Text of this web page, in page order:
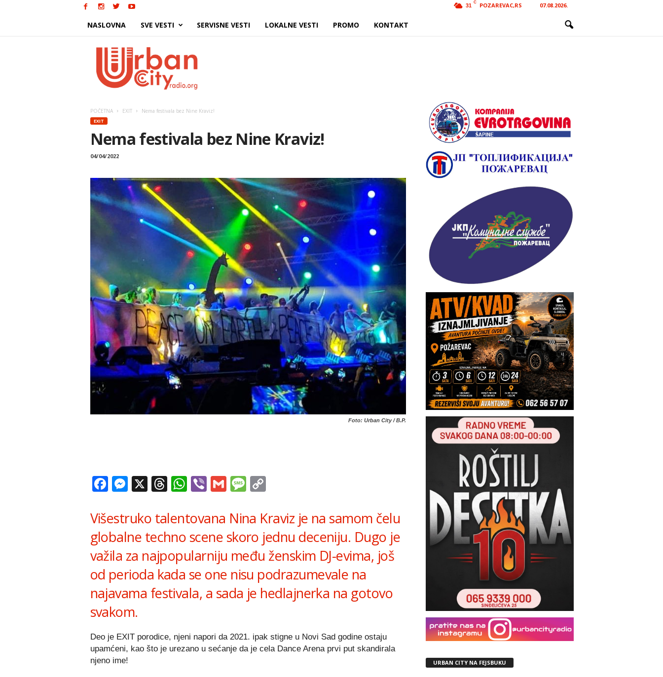
31
C POZAREVAC,RS 07.08.2026.
NASLOVNA SVE VESTI SERVISNE VESTI LOKALNE VESTI PROMO KONTAKT
POČETNA EXIT Nema festivala bez Nine Kraviz!
EXIT
Nema festivala bez Nine Kraviz!
04/04/2022
Foto: Urban City / B.P.
Facebook
Messenger
X Threads
WhatsApp
ViberGmailMessage
Višestruko talentovana Nina Kraviz je na samom čelu
globalne techno scene skoro jednu deceniju. Dugo je
važila za najpopularniju među ženskim DJ-evima, još
od perioda kada se one nisu podrazumevale na
najavama festivala, a sada je hedlajnerka na gotovo
svakom.
Deo je EXIT porodice, njeni napori da 2021. ipak stigne u Novi Sad godine ostaju
upamćeni, kao što je urezano u sećanje da je cela Dance Arena prvi put skandirala
njeno ime!
URBAN CITY NA FEJSBUKU